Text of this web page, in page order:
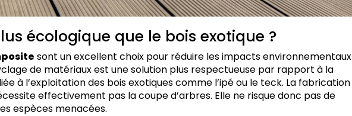
écologique que le bois exotique ?
sont un excellent choix pour réduire les impacts environnementaux
de matériaux est une solution plus respectueuse par rapport à la
à l’exploitation des bois exotiques comme l’ipé ou le teck. La fabrication
effectivement pas la coupe d’arbres. Elle ne risque donc pas de
espèces menacées.